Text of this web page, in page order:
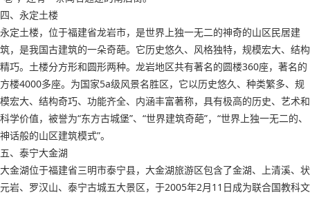
四、永定土楼
永定土楼，位于福建省龙岩市，是世界上独一无二的神奇的山区民居建
筑，是我国古建筑的一朵奇葩。它历史悠久、风格独特，规模宏大、结构
精巧。土楼分方形和圆形两种。龙岩地区共有著名的圆楼360座，著名的
方楼4000多座。为国家5a级风景名胜区，它以历史悠久、种类繁多、规
模宏大、结构奇巧、功能齐全、内涵丰富著称，具有极高的历史、艺术和
科学价值，被誉为“东方古城堡”、“世界建筑奇葩”，“世界上独一无二的、
神话般的山区建筑模式”。
五、泰宁大金湖
大金湖位于福建省三明市泰宁县，大金湖旅游区包含了金湖、上清溪、状
元岩、罗汉山、泰宁古城五大景区，于2005年2月11日成为联合国教科文